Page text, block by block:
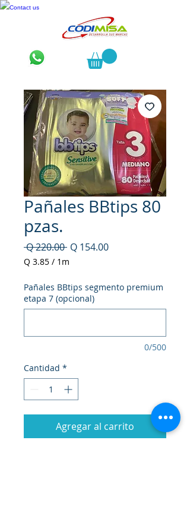
Contact us
Pañales BBtips 80
pzas.
Q 220.00 Precio
Q 154.00Precio
Q 3.85 / 1m
por
1
Metro
Pañales BBtips segmento premium
etapa 7 (opcional)
0/500
Cantidad *
Agregar al carrito